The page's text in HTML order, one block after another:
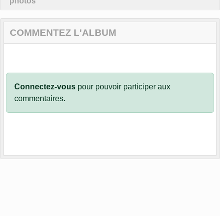
COMMENTEZ L'ALBUM
Connectez-vous pour pouvoir participer aux
commentaires.